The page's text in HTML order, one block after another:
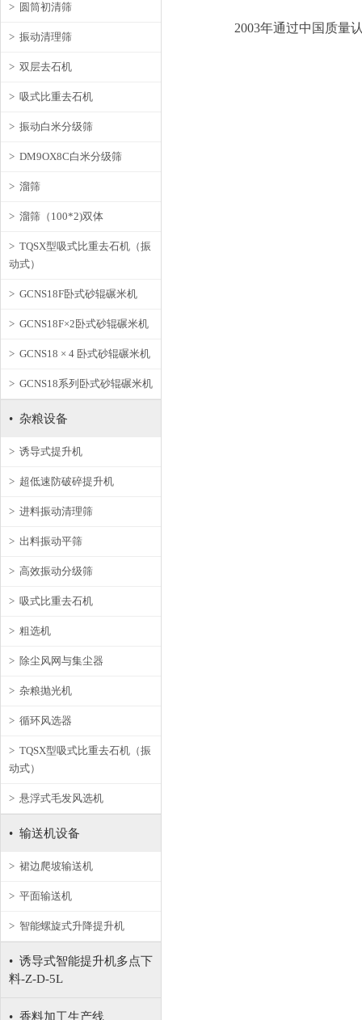
> 圆筒初清筛
> 振动清理筛
> 双层去石机
> 吸式比重去石机
> 振动白米分级筛
> DM9OX8C白米分级筛
> 溜筛
> 溜筛（100*2)双体
> TQSX型吸式比重去石机（振
动式）
> GCNS18F卧式砂辊碾米机
> GCNS18F×2卧式砂辊碾米机
> GCNS18 × 4 卧式砂辊碾米机
> GCNS18系列卧式砂辊碾米机
• 杂粮设备
> 诱导式提升机
> 超低速防破碎提升机
> 进料振动清理筛
> 出料振动平筛
> 高效振动分级筛
> 吸式比重去石机
> 粗选机
> 除尘风网与集尘器
> 杂粮抛光机
> 循环风选器
> TQSX型吸式比重去石机（振
动式）
> 悬浮式毛发风选机
• 输送机设备
> 裙边爬坡输送机
> 平面输送机
> 智能螺旋式升降提升机
• 诱导式智能提升机多点下
料-Z-D-5L
• 香料加工生产线
2003年通过中国质量